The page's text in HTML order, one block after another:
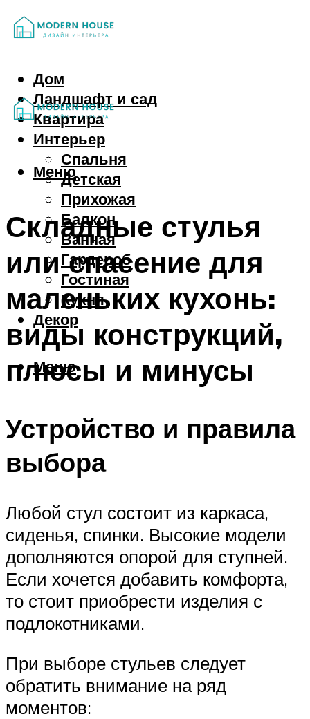
Дом
Ландшафт и сад
Квартира
Интерьер
Спальня
Детская
Прихожая
Балкон
Ванная
Гардероб
Гостиная
Кухня
Декор
Меню
Меню
Складные стулья
или спасение для
маленьких кухонь:
виды конструкций,
плюсы и минусы
Устройство и правила
выбора
Любой стул состоит из каркаса,
сиденья, спинки. Высокие модели
дополняются опорой для ступней.
Если хочется добавить комфорта,
то стоит приобрести изделия с
подлокотниками.
При выборе стульев следует
обратить внимание на ряд
моментов: